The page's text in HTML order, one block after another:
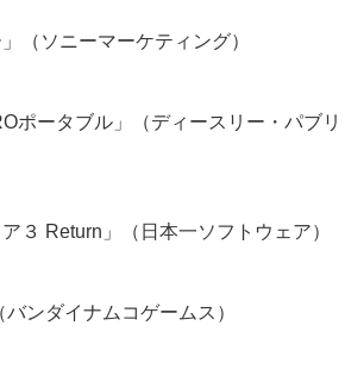
（ソニーマーケティング）
ポータブル」（ディースリー・パブリ
３ Return」（日本一ソフトウェア）
バンダイナムコゲームス）